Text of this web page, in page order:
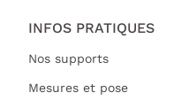
INFOS PRATIQUES
Nos supports
Mesures et pose